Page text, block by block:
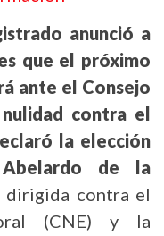
anunció a
que el próximo
ante el Consejo
contra el
la elección
de la
dirigida contra el
(CNE) y la